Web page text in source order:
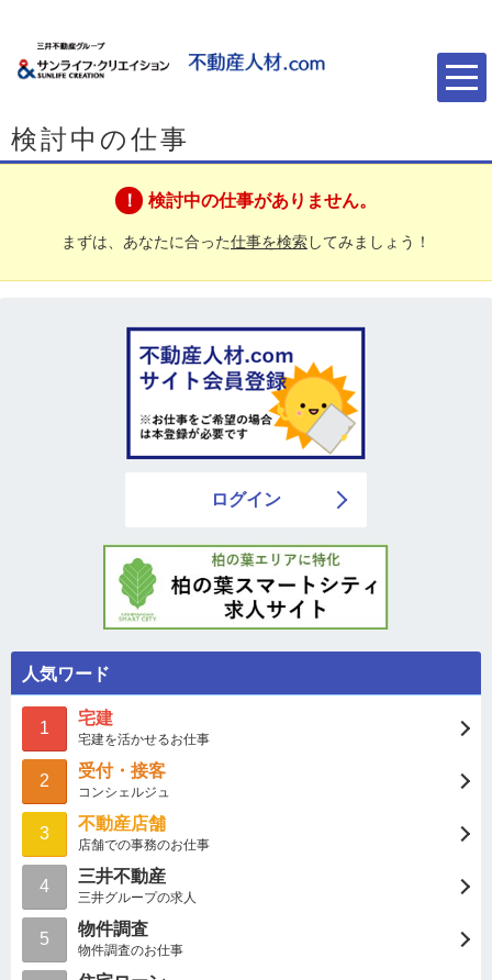
検討中の仕事
検討中の仕事がありません。
まずは、あなたに合った仕事を検索してみましょう！
ログイン
人気ワード
1
宅建
宅建を活かせるお仕事
2
受付・接客
コンシェルジュ
3
不動産店舗
店舗での事務のお仕事
4
三井不動産
三井グループの求人
5
物件調査
物件調査のお仕事